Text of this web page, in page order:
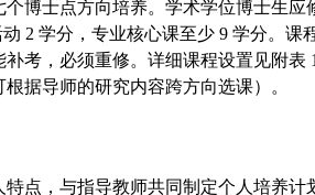
博士点方向培养。学术学位博士生应
2 学分，专业核心课至少 9 学分。课
考，必须重修。详细课程设置见附表
据导师的研究内容跨方向选课）。
点，与指导教师共同制定个人培养计